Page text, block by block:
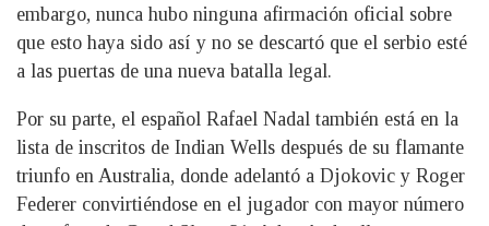
embargo, nunca hubo ninguna afirmación oficial sobre
que esto haya sido así y no se descartó que el serbio esté
a las puertas de una nueva batalla legal.
Por su parte, el español Rafael Nadal también está en la
lista de inscritos de Indian Wells después de su flamante
triunfo en Australia, donde adelantó a Djokovic y Roger
Federer convirtiéndose en el jugador con mayor número